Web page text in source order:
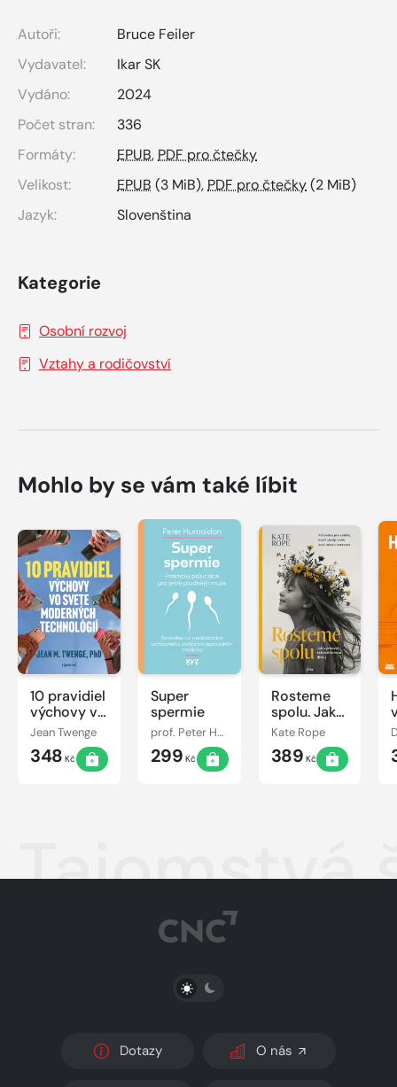
Autoři:
Bruce Feiler
Vydavatel:
Ikar SK
Vydáno:
2024
Počet stran:
336
Formáty:
EPUB, PDF pro čtečky
Velikost:
EPUB (3 MiB), PDF pro čtečky(2 MiB)
Jazyk:
Slovenština
Kategorie
Osobní rozvoj
Vztahy a rodičovství
Mohlo by se vám také líbit
10 pravidiel
výchovy vo
svete
moderných
technológií
Jean Twenge
348 Kč
Super
spermie
prof. Peter Humaidan
299 Kč
Rosteme
spolu. Jak
vychovat
sebevědomou
dívku
Kate Rope
389 Kč
Tajomstvá
PŘEPNOUT SVĚTLÝ/TMAVÝ REŽIM
Dotazy O nás